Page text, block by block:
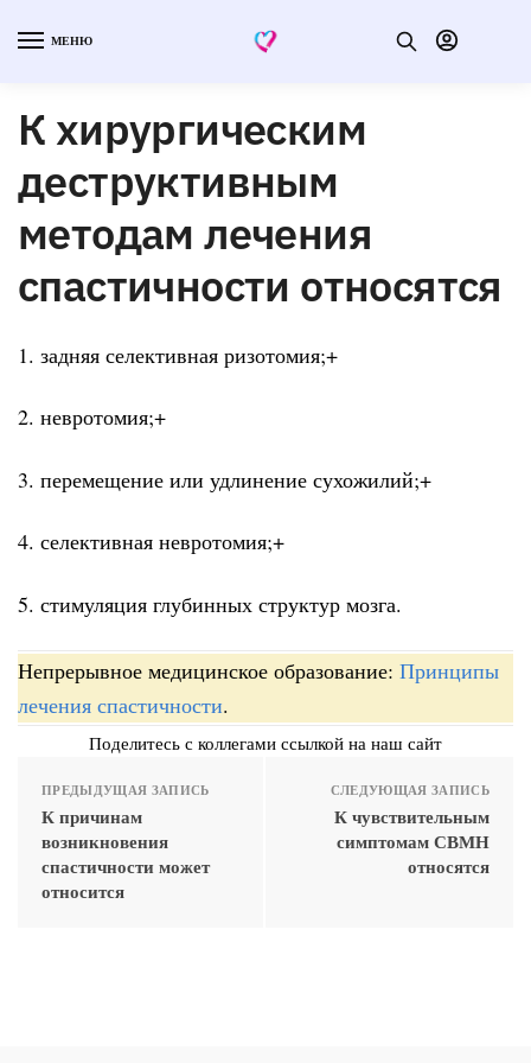
МЕНЮ
К хирургическим
деструктивным
методам лечения
спастичности относятся
1. задняя селективная ризотомия;+
2. невротомия;+
3. перемещение или удлинение сухожилий;+
4. селективная невротомия;+
5. стимуляция глубинных структур мозга.
Непрерывное медицинское образование: Принципы
лечения спастичности.
Поделитесь с коллегами ссылкой на наш сайт
ПРЕДЫДУЩАЯ ЗАПИСЬ
К причинам
возникновения
спастичности может
относится
СЛЕДУЮЩАЯ ЗАПИСЬ
К чувствительным
симптомам СВМН
относятся